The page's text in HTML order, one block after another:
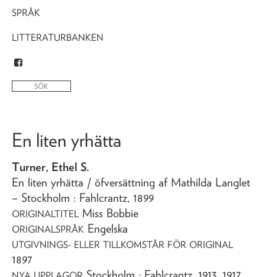
SPRÅK
LITTERATURBANKEN
En liten yrhätta
Turner, Ethel S.
En liten yrhätta / öfversättning af Mathilda Langlet
– Stockholm : Fahlcrantz, 1899
ORIGINALTITEL Miss Bobbie
ORIGINALSPRÅK Engelska
UTGIVNINGS- ELLER TILLKOMSTÅR FÖR ORIGINAL
1897